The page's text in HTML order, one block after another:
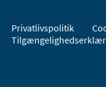
Privatlivspolitik